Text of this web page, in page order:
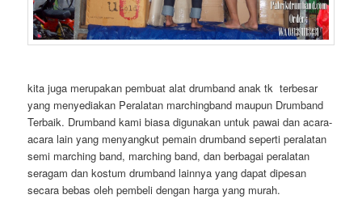
kita juga merupakan pembuat alat drumband anak tk terbesar
yang menyediakan Peralatan marchingband maupun Drumband
Terbaik. Drumband kami biasa digunakan untuk pawai dan acara-
acara lain yang menyangkut pemain drumband seperti peralatan
semi marching band, marching band, dan berbagai peralatan
seragam dan kostum drumband lainnya yang dapat dipesan
secara bebas oleh pembeli dengan harga yang murah.